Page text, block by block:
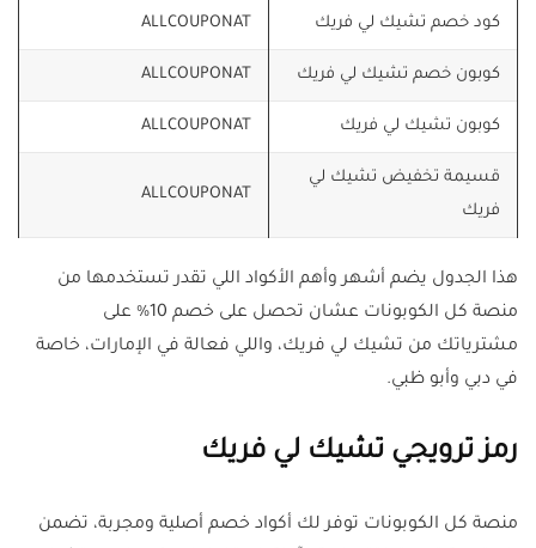
كود خصم تشيك لي فريك ALLCOUPONAT
كوبون خصم تشيك لي فريك ALLCOUPONAT
كوبون تشيك لي فريك ALLCOUPONAT
قسيمة تخفيض تشيك لي
فريك
ALLCOUPONAT
هذا الجدول يضم أشهر وأهم الأكواد اللي تقدر تستخدمها من
منصة كل الكوبونات عشان تحصل على خصم 10% على
مشترياتك من تشيك لي فريك، واللي فعالة في الإمارات، خاصة
في دبي وأبو ظبي.
رمز ترويجي تشيك لي فريك
منصة كل الكوبونات توفر لك أكواد خصم أصلية ومجربة، تضمن